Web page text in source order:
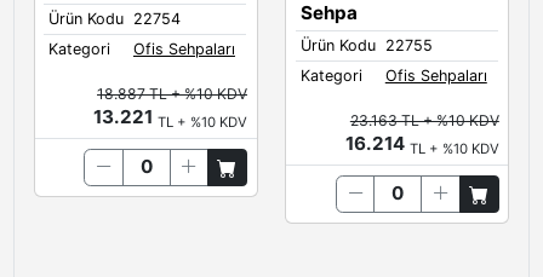
Ürün Kodu
22754
Kategori
Ofis Sehpaları
18.887 TL + %10 KDV
13.221TL + %10 KDV
Sehpa
Ürün Kodu
22755
Kategori
Ofis Sehpaları
23.163 TL + %10 KDV
16.214 TL + %10 KDV